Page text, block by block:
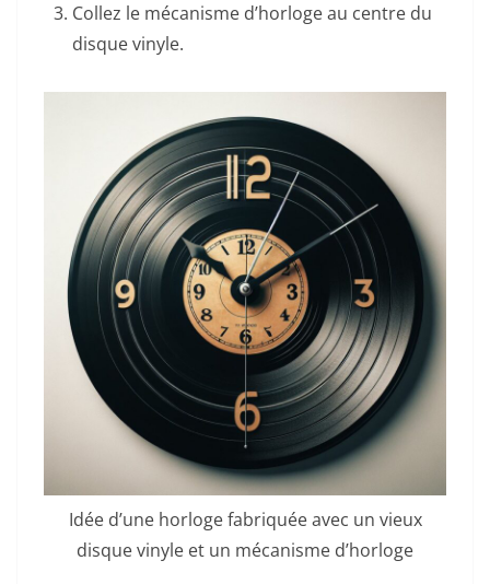
Collez le mécanisme d’horloge au centre du
disque vinyle.
Idée d’une horloge fabriquée avec un vieux
disque vinyle et un mécanisme d’horloge